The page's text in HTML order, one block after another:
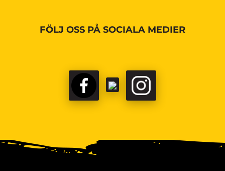
FÖLJ OSS PÅ SOCIALA MEDIER